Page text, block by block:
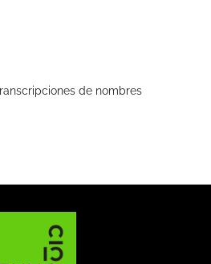
de nombres